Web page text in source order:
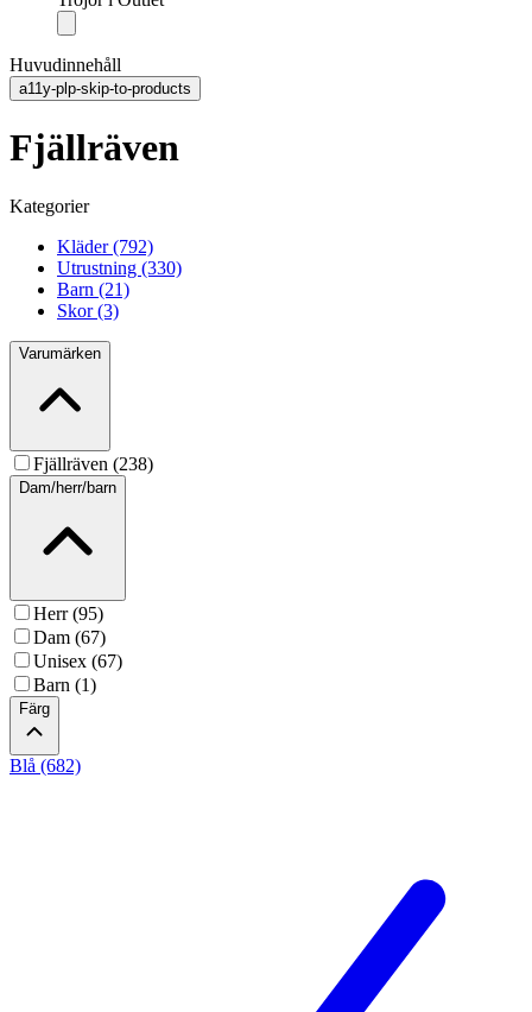
Huvudinnehåll
a11y-plp-skip-to-products
Fjällräven
Kategorier
Kläder (792)
Utrustning (330)
Barn (21)
Skor (3)
Varumärken
Fjällräven (238)
Dam/herr/barn
Herr (95)
Dam (67)
Unisex (67)
Barn (1)
Färg
Blå (682)